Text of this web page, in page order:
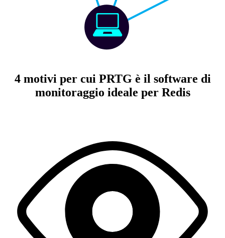
4 motivi per cui PRTG è il software di
monitoraggio ideale per Redis